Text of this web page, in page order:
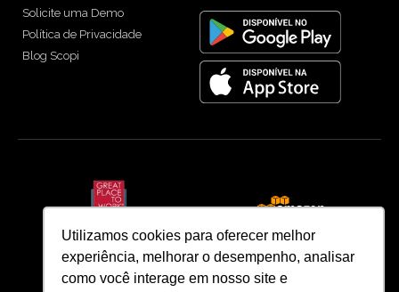
Utilizamos cookies para oferecer melhor
experiência, melhorar o desempenho, analisar
como você interage em nosso site e
Solicite uma Demo
Política de Privacidade
Blog Scopi